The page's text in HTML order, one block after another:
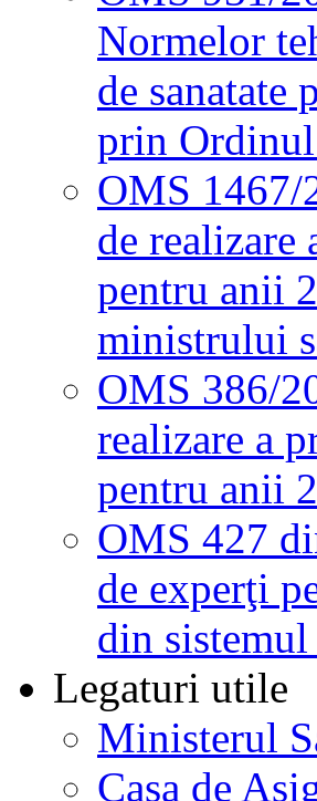
Normelor
de sanatate
prin
OMS 1467/
de realizare
pentru anii
ministrului
OMS 386/
realizare a
pentru anii
OMS 427
de experţi
din
Legaturi utile
Ministerul
Casa de